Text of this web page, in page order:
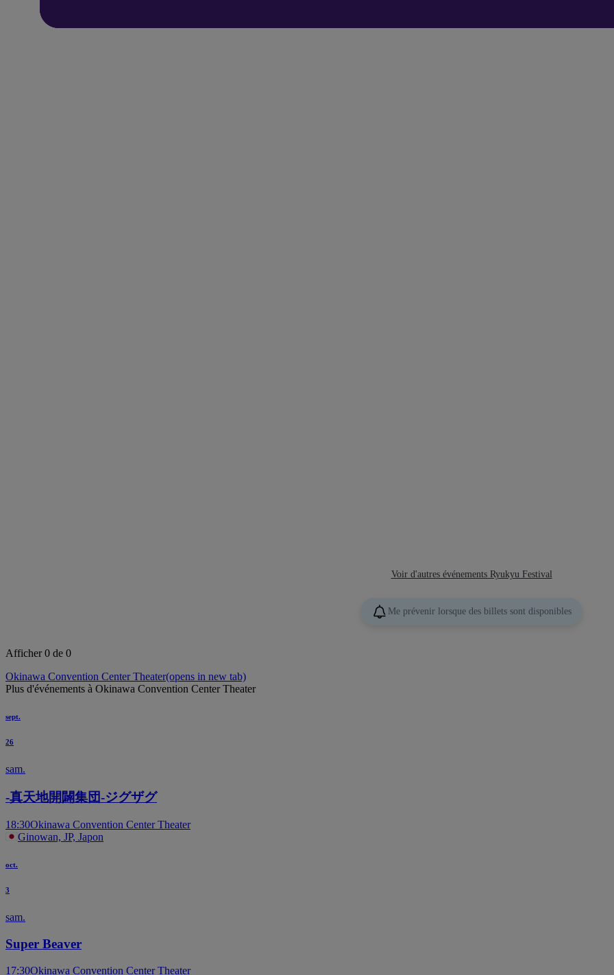
Voir d'autres événements Ryukyu Festival
Me prévenir lorsque des billets sont disponibles
Afficher 0 de 0
Okinawa Convention Center Theater(opens in new tab)
Plus d'événements à Okinawa Convention Center Theater
sept.
26
sam.
-真天地開闢集団-ジグザグ
18:30Okinawa Convention Center Theater
Ginowan, JP, Japon
oct.
3
sam.
Super Beaver
17:30Okinawa Convention Center Theater